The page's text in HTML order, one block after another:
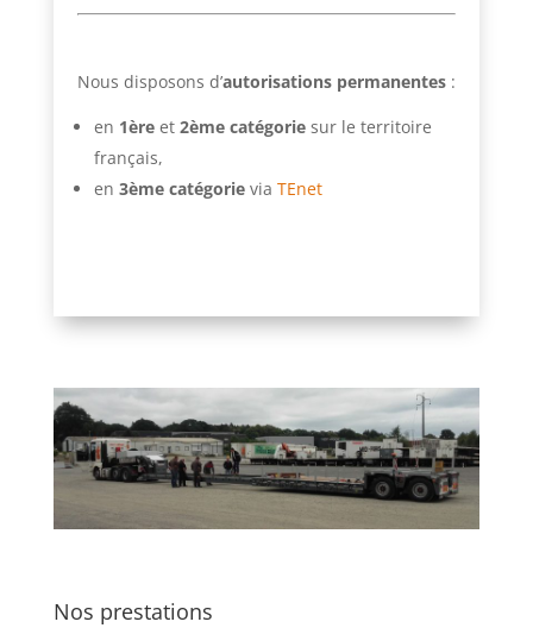
Nous disposons d’autorisations permanentes:
en 1èreet 2ème catégoriesur le territoire
français,
en 3ème catégorievia TEnet
Nos prestations